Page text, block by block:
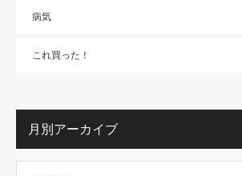
病気
これ買った！
月別アーカイブ